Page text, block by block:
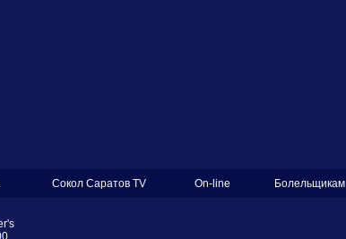
Сокол Саратов TV On-line Болельщикам